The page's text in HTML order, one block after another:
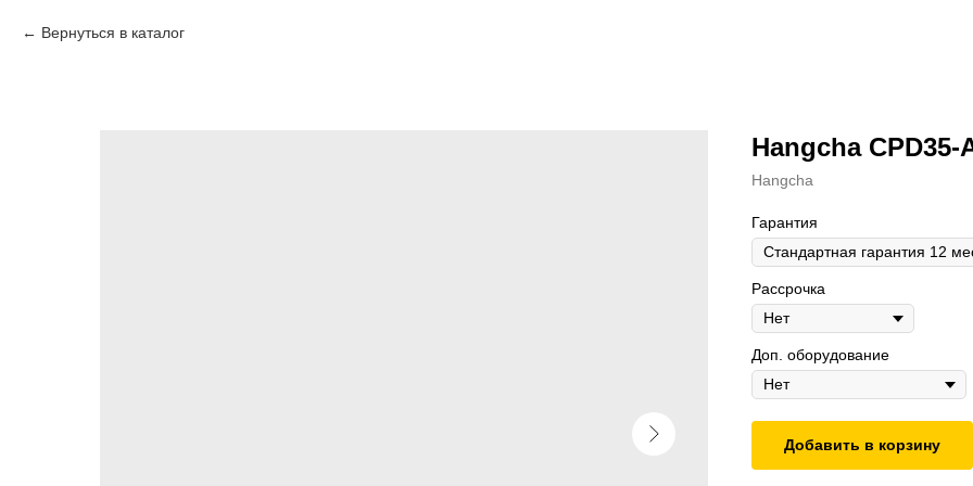
Вернуться в каталог
Hangcha CPD35-
Hangcha
Гарантия
Рассрочка
Доп. оборудование
Добавить в корзину